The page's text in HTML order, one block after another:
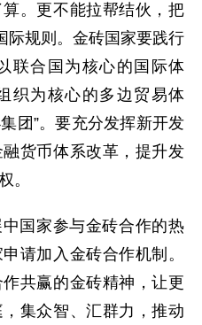
。更不能拉帮结伙，把
际规则。金砖国家要践行
联合国为核心的国际体
织为核心的多边贸易体
团”。要充分发挥新开发
货币体系改革，提升发
。
国家参与金砖合作的热
请加入金砖合作机制。
共赢的金砖精神，让更
集众智、汇群力，推动